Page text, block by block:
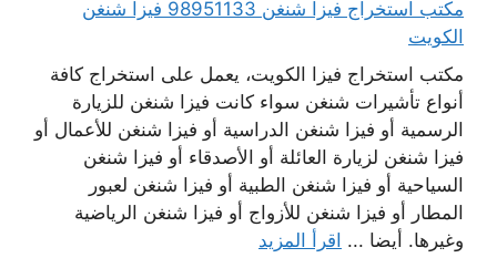
مكتب استخراج فيزا شنغن 98951133 فيزا شنغن
الكويت
مكتب استخراج فيزا الكويت، يعمل على استخراج كافة
أنواع تأشيرات شنغن سواء كانت فيزا شنغن للزيارة
الرسمية أو فيزا شنغن الدراسية أو فيزا شنغن للأعمال أو
فيزا شنغن لزيارة العائلة أو الأصدقاء أو فيزا شنغن
السياحية أو فيزا شنغن الطبية أو فيزا شنغن لعبور
المطار أو فيزا شنغن للأزواج أو فيزا شنغن الرياضية
وغيرها. أيضا ... اقرأ المزيد